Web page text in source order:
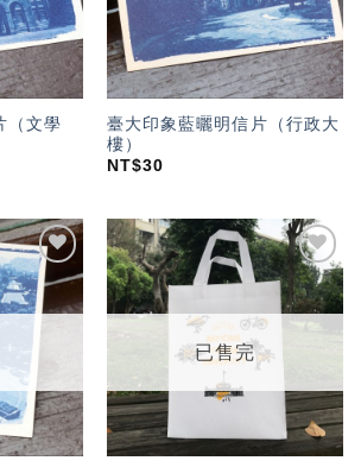
（文學
臺大印象藍曬明信片（行政大
樓）
NT$30
加入
「願
望輕
單」
加入
「願
望輕
已售完